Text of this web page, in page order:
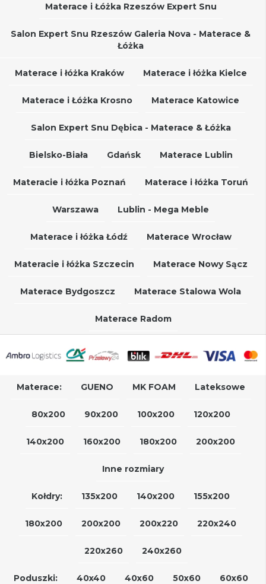
Materace i Łóżka Rzeszów Expert Snu
Salon Expert Snu Rzeszów Galeria Nova - Materace &
Łóżka
Materace i łóżka Kraków Materace i łóżka Kielce
Materace i Łóżka Krosno Materace Katowice
Salon Expert Snu Dębica - Materace & Łóżka
Bielsko-Biała Gdańsk Materace Lublin
Materacie i łóżka Poznań Materace i łóżka Toruń
Warszawa Lublin - Mega Meble
Materace i łóżka Łódź Materace Wrocław
Materacie i łóżka Szczecin Materace Nowy Sącz
Materace Bydgoszcz Materace Stalowa Wola
Materace Radom
Materace: GUENO MK FOAM Lateksowe
80x200 90x200 100x200 120x200
140x200 160x200 180x200 200x200
Inne rozmiary
Kołdry: 135x200 140x200 155x200
180x200 200x200 200x220 220x240
220x260 240x260
Poduszki: 40x40 40x60 50x60 60x60